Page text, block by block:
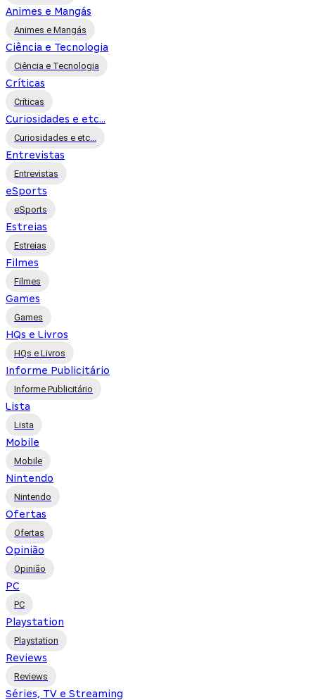
Animes e Mangás
Animes e Mangás
Ciência e Tecnologia
Ciência e Tecnologia
Críticas
Críticas
Curiosidades e etc...
Curiosidades e etc...
Entrevistas
Entrevistas
eSports
eSports
Estreias
Estreias
Filmes
Filmes
Games
Games
HQs e Livros
HQs e Livros
Informe Publicitário
Informe Publicitário
Lista
Lista
Mobile
Mobile
Nintendo
Nintendo
Ofertas
Ofertas
Opinião
Opinião
PC
PC
Playstation
Playstation
Reviews
Reviews
Séries, TV e Streaming